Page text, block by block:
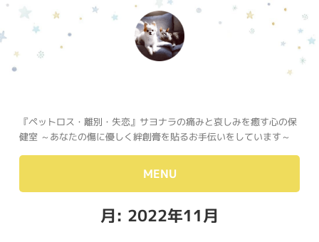
『ペットロス・離別・失恋』サヨナラの痛みと哀しみを癒す心の保
健室 ～あなたの傷に優しく絆創膏を貼るお手伝いをしています～
MENU
月: 2022年11月